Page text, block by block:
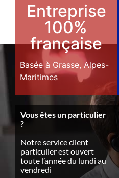
Entreprise
100%
française
Basée à Grasse, Alpes-
Maritimes
Vous êtes un particulier
?
Notre service client
particulier est ouvert
toute l’année du lundi au
vendredi